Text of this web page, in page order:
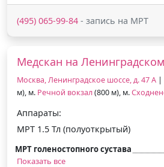
(495) 065-99-84 - запись на МРТ
Медскан на
Москва, Ленинградское шоссе, д. 47 А |
м), м. Речной вокзал(800 м), м.
Аппараты:
МРТ 1.5 Тл (полуоткрытый)
МРТ голеностопного сустава
Показать все